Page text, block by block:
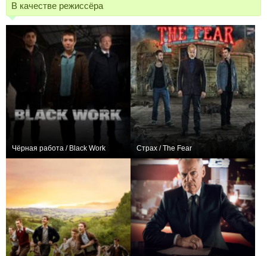
В качестве режиссёра
Чёрная работа / Black Work Страх / The Fear